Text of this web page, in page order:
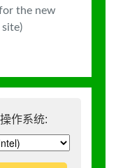
the new
作系统: